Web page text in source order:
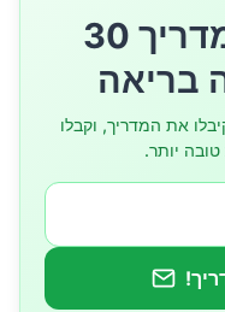
צ'יה?
🎁 קבלו חינם: מדריך 30
בריאה
שכבר קיבלו את המדריך, וקבלו
יותר.